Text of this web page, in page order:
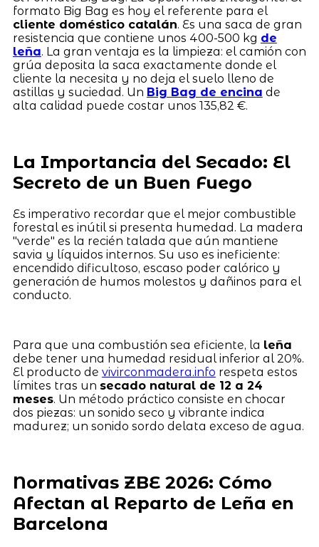
formato Big Bag es hoy el referente para el
cliente doméstico catalán. Es una saca de gran
resistencia que contiene unos 400-500 kg de
leña. La gran ventaja es la limpieza: el camión con
grúa deposita la saca exactamente donde el
cliente la necesita y no deja el suelo lleno de
astillas y suciedad. Un Big Bag de encina de
alta calidad puede costar unos 135,82 €.
La Importancia del Secado: El
Secreto de un Buen Fuego
Es imperativo recordar que el mejor combustible
forestal es inútil si presenta humedad. La madera
"verde" es la recién talada que aún mantiene
savia y líquidos internos. Su uso es ineficiente:
encendido dificultoso, escaso poder calórico y
generación de humos molestos y dañinos para el
conducto.
Para que una combustión sea eficiente, la leña
debe tener una humedad residual inferior al 20%.
El producto de vivirconmadera.info respeta estos
límites tras un secado natural de 12 a 24
meses. Un método práctico consiste en chocar
dos piezas: un sonido seco y vibrante indica
madurez; un sonido sordo delata exceso de agua.
Normativas ZBE 2026: Cómo
Afectan al Reparto de Leña en
Barcelona